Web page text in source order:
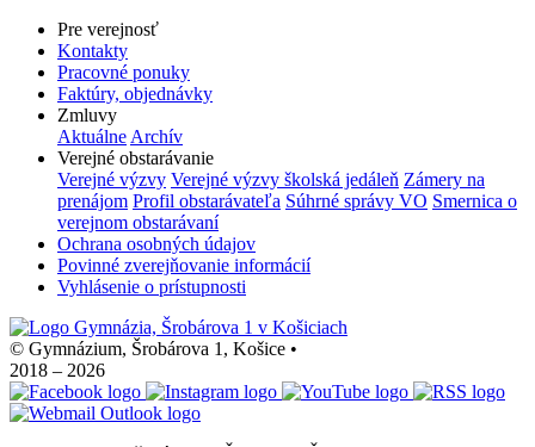
Pre verejnosť
Kontakty
Pracovné ponuky
Faktúry, objednávky
Zmluvy
Aktuálne Archív
Verejné obstarávanie
Verejné výzvy Verejné výzvy školská jedáleň Zámery na
prenájom Profil obstarávateľa Súhrné správy VO Smernica o
verejnom obstarávaní
Ochrana osobných údajov
Povinné zverejňovanie informácií
Vyhlásenie o prístupnosti
© Gymnázium, Šrobárova 1, Košice •
2018 – 2026